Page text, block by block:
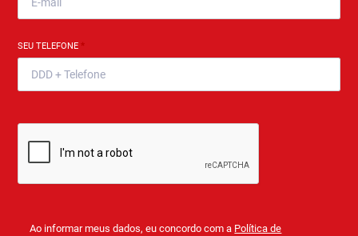
SEU TELEFONE *
Ao informar meus dados, eu concordo com a Política de